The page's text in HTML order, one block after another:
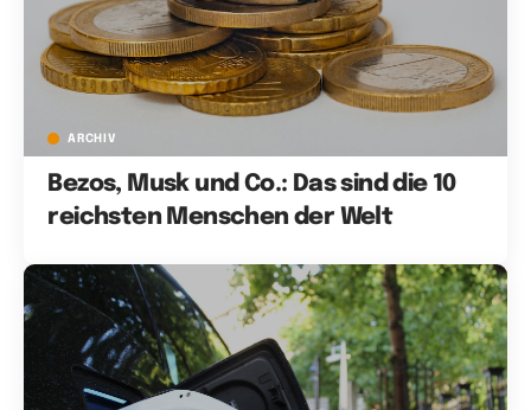
ARCHIV
Bezos, Musk und Co.: Das sind die 10
reichsten Menschen der Welt